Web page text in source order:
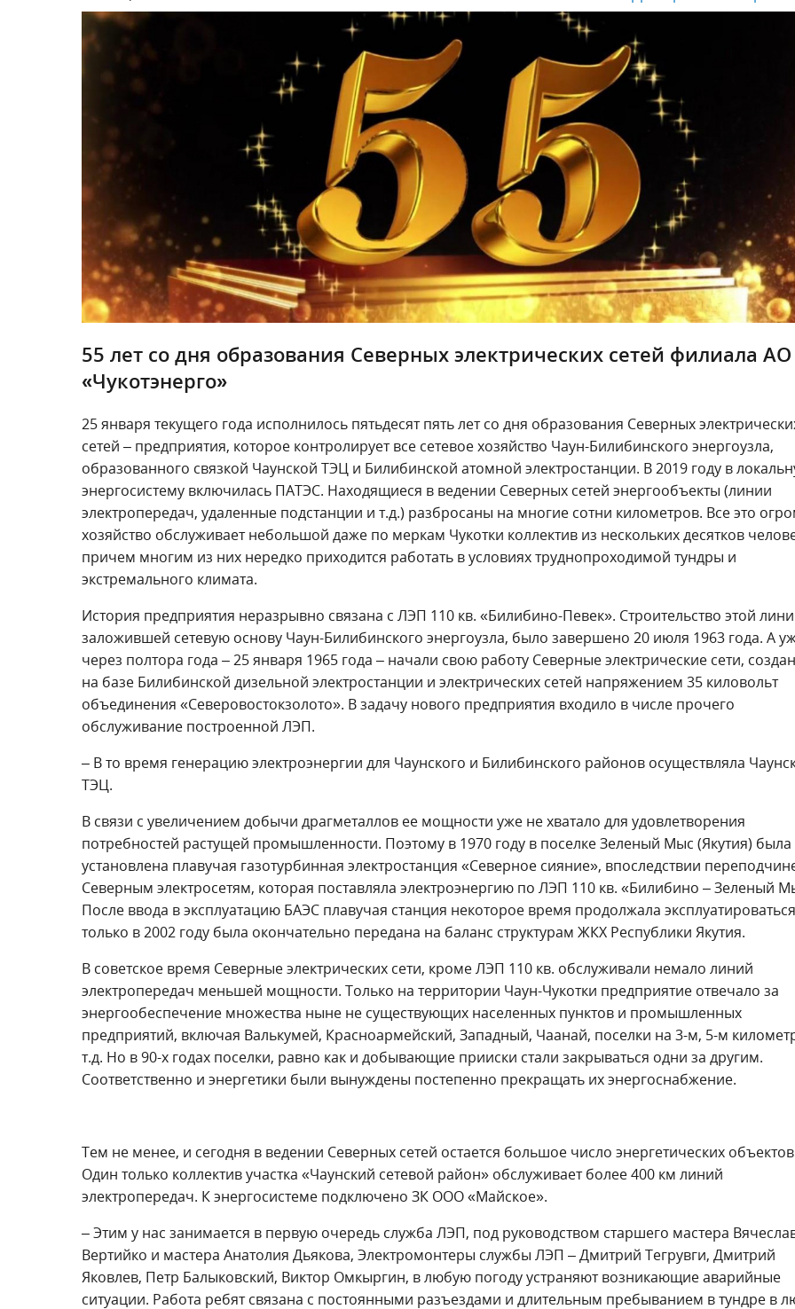
55 лет со дня образования Северных электрических сетей филиала АО
«Чукотэнерго»
25 января текущего года исполнилось пятьдесят пять лет со дня образования Северных
сетей – предприятия, которое контролирует все сетевое хозяйство Чаун-Билибинского энергоузла,
образованного связкой Чаунской ТЭЦ и Билибинской атомной электростанции. В 2019 году в
энергосистему включилась ПАТЭС. Находящиеся в ведении Северных сетей энергообъекты (линии
электропередач, удаленные подстанции и т.д.) разбросаны на многие сотни километров. Все это
хозяйство обслуживает небольшой даже по меркам Чукотки коллектив из нескольких десятков
причем многим из них нередко приходится работать в условиях труднопроходимой тундры и
экстремального климата.
История предприятия неразрывно связана с ЛЭП 110 кв. «Билибино-Певек». Строительство этой
заложившей сетевую основу Чаун-Билибинского энергоузла, было завершено 20 июля 1963 года. А
через полтора года – 25 января 1965 года – начали свою работу Северные электрические сети,
на базе Билибинской дизельной электростанции и электрических сетей напряжением 35 киловольт
объединения «Северовостокзолото». В задачу нового предприятия входило в числе прочего
обслуживание построенной ЛЭП.
– В то время генерацию электроэнергии для Чаунского и Билибинского районов осуществляла
ТЭЦ.
В связи с увеличением добычи драгметаллов ее мощности уже не хватало для удовлетворения
потребностей растущей промышленности. Поэтому в 1970 году в поселке Зеленый Мыс (Якутия) была
установлена плавучая газотурбинная электростанция «Северное сияние», впоследствии
Северным электросетям, которая поставляла электроэнергию по ЛЭП 110 кв. «Билибино – Зеленый
После ввода в эксплуатацию БАЭС плавучая станция некоторое время продолжала
только в 2002 году была окончательно передана на баланс структурам ЖКХ Республики Якутия.
В советское время Северные электрических сети, кроме ЛЭП 110 кв. обслуживали немало линий
электропередач меньшей мощности. Только на территории Чаун-Чукотки предприятие отвечало за
энергообеспечение множества ныне не существующих населенных пунктов и промышленных
предприятий, включая Валькумей, Красноармейский, Западный, Чаанай, поселки на 3-м, 5-м
т.д. Но в 90-х годах поселки, равно как и добывающие прииски стали закрываться одни за другим.
Соответственно и энергетики были вынуждены постепенно прекращать их энергоснабжение.
Тем не менее, и сегодня в ведении Северных сетей остается большое число энергетических
Один только коллектив участка «Чаунский сетевой район» обслуживает более 400 км линий
электропередач. К энергосистеме подключено ЗК ООО «Майское».
– Этим у нас занимается в первую очередь служба ЛЭП, под руководством старшего мастера
Вертийко и мастера Анатолия Дьякова, Электромонтеры службы ЛЭП – Дмитрий Тегрувги, Дмитрий
Яковлев, Петр Балыковский, Виктор Омкыргин, в любую погоду устраняют возникающие аварийные
ситуации. Работа ребят связана с постоянными разъездами и длительным пребыванием в тундре в